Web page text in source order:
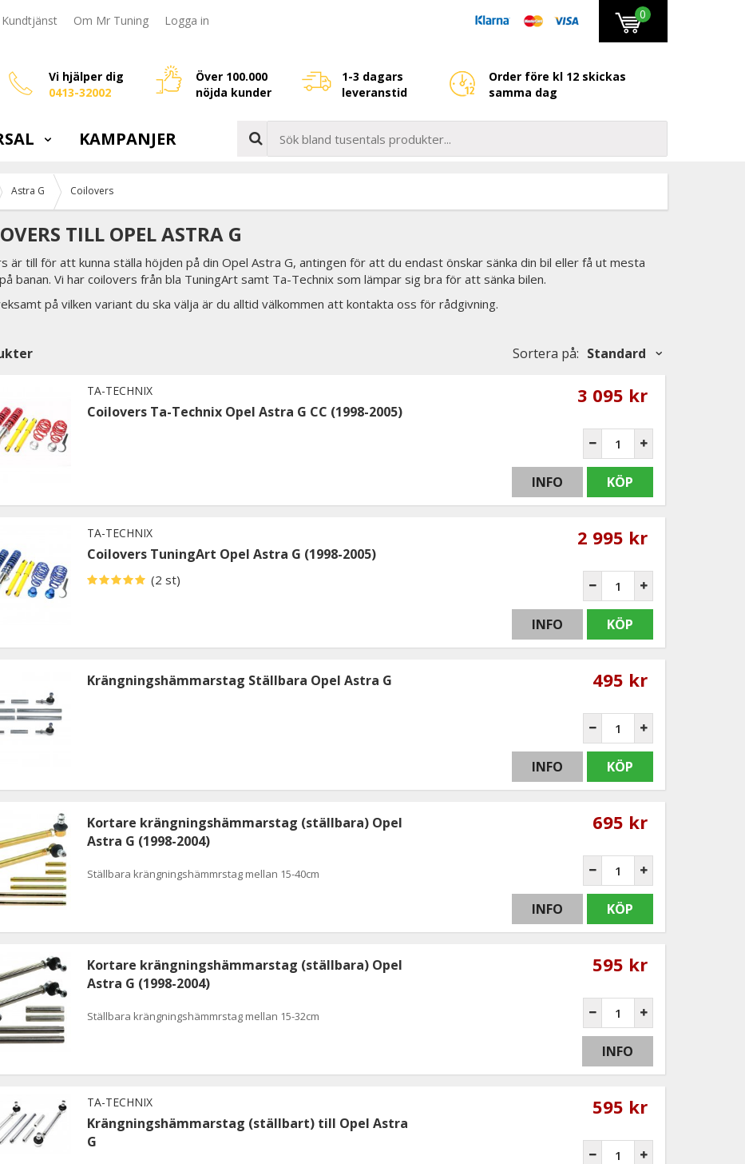
Kundtjänst Om Mr Tuning Logga in 0
Vi hjälper dig
0413-32002
Över 100.000
nöjda kunder
1-3 dagars
leveranstid
Order före kl 12 skickas
samma dag
KAMPANJER
Astra G Coilovers
TILL OPEL ASTRA G
är till för att kunna ställa höjden på din Opel Astra G, antingen för att du endast önskar sänka din bil eller få ut mesta
banan. Vi har coilovers från bla TuningArt samt Ta-Technix som lämpar sig bra för att sänka bilen.
på vilken variant du ska välja är du alltid välkommen att kontakta oss för rådgivning.
Sortera på: Standard
TA-TECHNIX
Coilovers Ta-Technix Opel Astra G CC (1998-2005)
3 095 kr
INFO KÖP
TA-TECHNIX
Coilovers TuningArt Opel Astra G (1998-2005)
(2 st)
2 995 kr
INFO KÖP
Krängningshämmarstag Ställbara Opel Astra G 495 kr
INFO KÖP
Kortare krängningshämmarstag (ställbara) Opel
Astra G (1998-2004)
Ställbara krängningshämmrstag mellan 15-40cm
695 kr
INFO KÖP
Kortare krängningshämmarstag (ställbara) Opel
Astra G (1998-2004)
Ställbara krängningshämmrstag mellan 15-32cm
595 kr
INFO
TA-TECHNIX
Krängningshämmarstag (ställbart) till Opel Astra
G
595 kr